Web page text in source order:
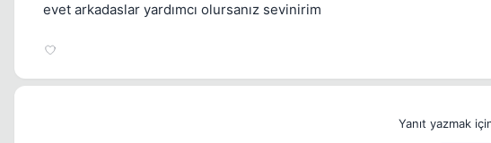
evet arkadaslar yardımcı olursanız sevinirim
Yanıt yazmak